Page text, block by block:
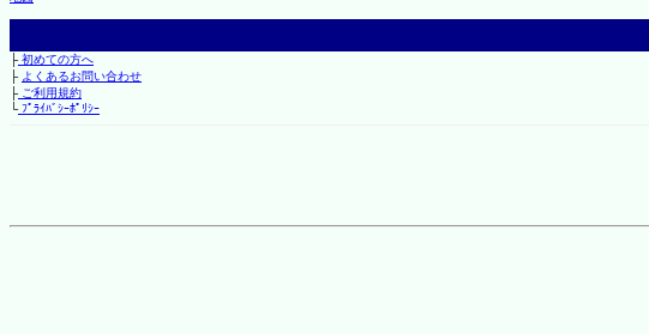
├初めての方へ
├ よくあるお問い合わせ
├ご利用規約
└ﾌﾟﾗｲﾊﾞｼｰﾎﾟﾘｼｰ